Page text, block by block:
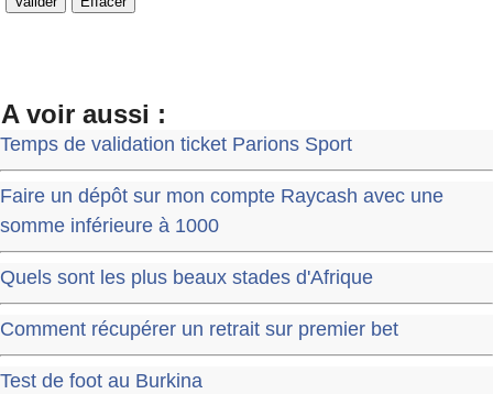
A voir aussi :
Temps de validation ticket Parions Sport
Faire un dépôt sur mon compte Raycash avec une
somme inférieure à 1000
Quels sont les plus beaux stades d'Afrique
Comment récupérer un retrait sur premier bet
Test de foot au Burkina